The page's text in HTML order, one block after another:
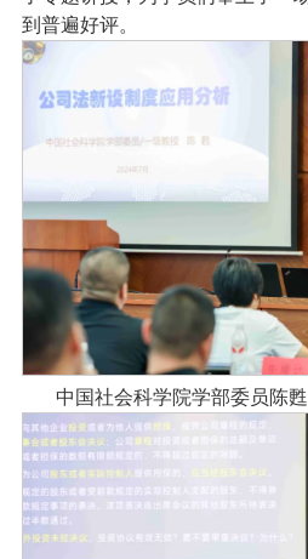
到普遍好评。
中国社会科学院学部委员陈甦